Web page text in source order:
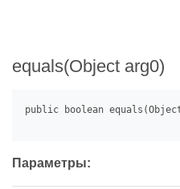
equals(Object arg0)
Параметры: